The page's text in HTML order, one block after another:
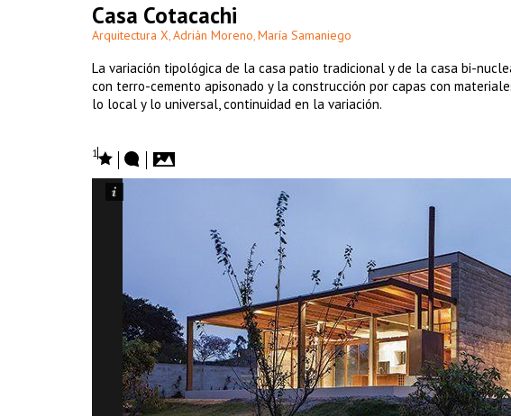
Casa Cotacachi
Arquitectura X, Adrián Moreno, María Samaniego
La variación tipológica de la casa patio tradicional y de la casa bi-
con terro-cemento apisonado y la construcción por capas con
lo local y lo universal, continuidad en la variación.
1